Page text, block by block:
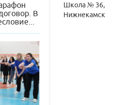
В
Школа № 36,
Нижнекамск